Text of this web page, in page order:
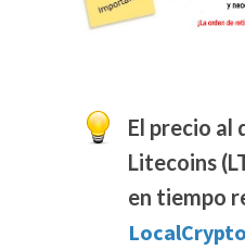
El precio al
Litecoins
en tiempo